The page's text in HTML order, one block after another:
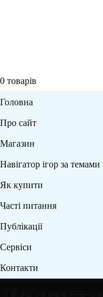
0 товарів
Головна
Про сайт
Магазин
Навігатор ігор за темами
Як купити
Часті питання
Публікації
Сервіси
Контакти